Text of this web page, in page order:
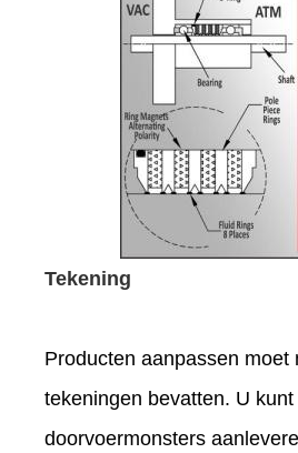
Tekening
Producten aanpassen moet
tekeningen bevatten. U
doorvoermonsters